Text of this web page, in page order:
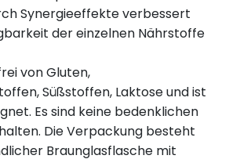
Synergieeffekte verbessert
der einzelnen Nährstoffe
von Gluten,
Süßstoffen, Laktose und ist
Es sind keine bedenklichen
Die Verpackung besteht
Braunglasflasche mit